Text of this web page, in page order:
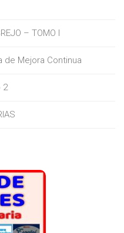
– TOMO I
de Mejora Continua
2